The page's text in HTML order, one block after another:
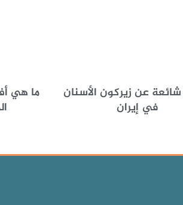
عن زيركون الأسنان
في إيران
ما هي